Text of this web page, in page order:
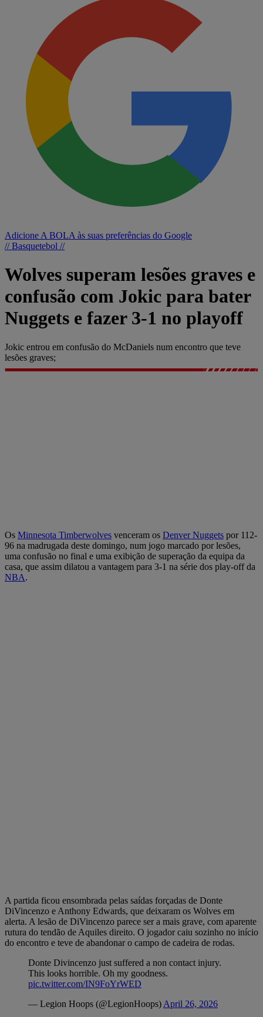
Adicione A BOLA às suas preferências do Google
// Basquetebol //
Wolves superam lesões graves e
confusão com Jokic para bater
Nuggets e fazer 3-1 no playoff
Jokic entrou em confusão do McDaniels num encontro que teve
lesões graves;
Os Minnesota Timberwolves venceram os Denver Nuggets por 112-
96 na madrugada deste domingo, num jogo marcado por lesões,
uma confusão no final e uma exibição de superação da equipa da
casa, que assim dilatou a vantagem para 3-1 na série dos play-off da
NBA.
A partida ficou ensombrada pelas saídas forçadas de Donte
DiVincenzo e Anthony Edwards, que deixaram os Wolves em
alerta. A lesão de DiVincenzo parece ser a mais grave, com aparente
rutura do tendão de Aquiles direito. O jogador caiu sozinho no início
do encontro e teve de abandonar o campo de cadeira de rodas.
Donte Divincenzo just suffered a non contact injury.
This looks horrible. Oh my goodness.
pic.twitter.com/IN9FoYrWED
— Legion Hoops (@LegionHoops) April 26, 2026